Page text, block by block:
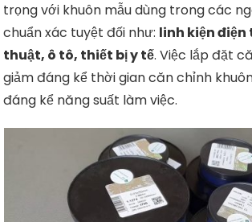
trọng với khuôn mẫu dùng trong các
chuẩn xác tuyệt đối như: linh kiện
thuật, ô tô, thiết bị y tế. Việc lắp đặt
giảm đáng kể thời gian căn chỉnh
đáng kể năng suất làm việc.